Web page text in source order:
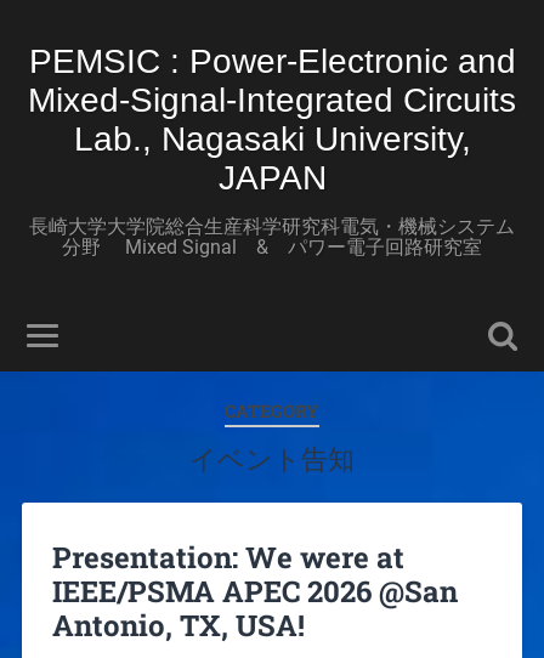
PEMSIC : Power-Electronic and
Mixed-Signal-Integrated Circuits
Lab., Nagasaki University,
JAPAN
長崎大学大学院総合生産科学研究科電気・機械システム
分野 Mixed Signal & パワー電子回路研究室
CATEGORY
イベント告知
Presentation: We were at
IEEE/PSMA APEC 2026 @San
Antonio, TX, USA!